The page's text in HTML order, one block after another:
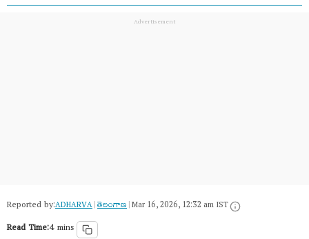
Reported by:ADHARVA|తెలంగాణ‌|Mar 16, 2026, 12:32 am IST
Read Time:4 mins